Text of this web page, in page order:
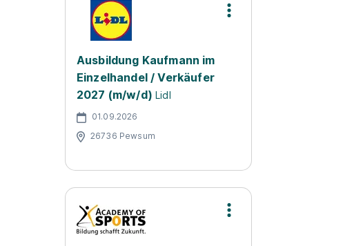
Ausbildung Kaufmann im
Einzelhandel / Verkäufer
2027 (m/w/d) Lidl
01.09.2026
26736 Pewsum